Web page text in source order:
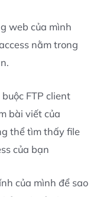
web của mình
nằm trong
FTP client
bài viết của
thể tìm thấy file
của bạn
của mình để sao